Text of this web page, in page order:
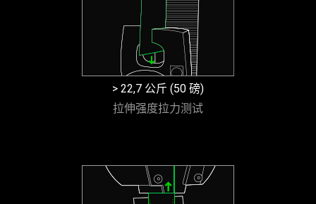
> 22,7 公斤 (50 磅)
拉伸强度拉力测试